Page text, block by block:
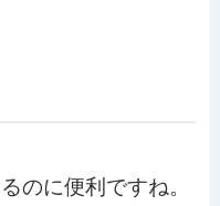
のに便利ですね。